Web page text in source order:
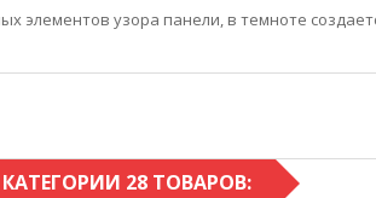
элементов узора панели, в темноте
28 ТОВАРОВ: